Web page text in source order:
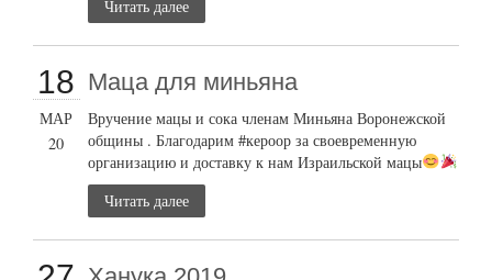
Читать далее
18
МАР
20
Маца для миньяна
Вручение мацы и сока членам Миньяна Воронежской
общины . Благодарим #кероор за своевременную
организацию и доставку к нам Израильской мацы
Читать далее